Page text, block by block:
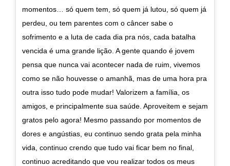
momentos… só quem tem, só quem já lutou, só quem já
perdeu, ou tem parentes com o câncer sabe o
sofrimento e a luta de cada dia pra nós, cada batalha
vencida é uma grande lição. A gente quando é jovem
pensa que nunca vai acontecer nada de ruim, vivemos
como se não houvesse o amanhã, mas de uma hora pra
outra isso tudo pode mudar! Valorizem a família, os
amigos, e principalmente sua saúde. Aproveitem e sejam
gratos pelo agora! Mesmo passando por momentos de
dores e angústias, eu continuo sendo grata pela minha
vida, continuo crendo que tudo vai ficar bem no final,
continuo acreditando que vou realizar todos os meus